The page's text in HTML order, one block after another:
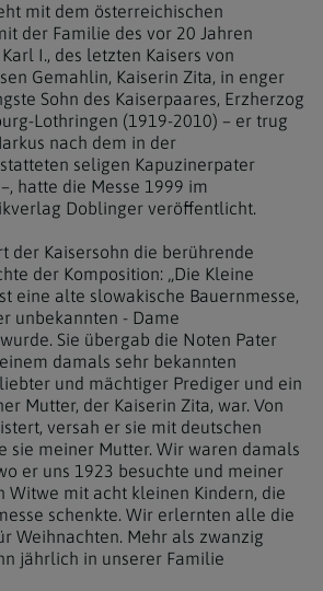
mit dem österreichischen
der Familie des vor 20 Jahren
I., des letzten Kaisers von
Gemahlin, Kaiserin Zita, in enger
Sohn des Kaiserpaares, Erzherzog
Lothringen (1919-2010) – er trug
nach dem in der
seligen Kapuzinerpater
hatte die Messe 1999 im
Doblinger veröffentlicht.
der Kaisersohn die berührende
der Komposition: „Die Kleine
eine alte slowakische Bauernmesse,
unbekannten - Dame
Sie übergab die Noten Pater
damals sehr bekannten
und mächtiger Prediger und ein
Mutter, der Kaiserin Zita, war. Von
versah er sie mit deutschen
sie meiner Mutter. Wir waren damals
er uns 1923 besuchte und meiner
Witwe mit acht kleinen Kindern, die
schenkte. Wir erlernten alle die
Weihnachten. Mehr als zwanzig
jährlich in unserer Familie